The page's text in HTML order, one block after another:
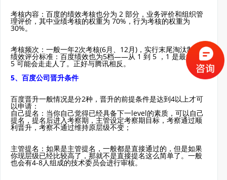
考核内容：百度的绩效考核也分为 2 部分，业务评价和组织管
理评价，其中业绩考核的权重为 70%，行为考核的权重为
30%。
考核频次：一般一年2次考核(6月、12月)，实行末尾淘汰制。
绩效评分标准：百度绩效也为5档——从 1 到 5 ，1 是最好的，
5 可能会走走人了。正好与腾讯相反。
5、百度公司晋升条件
百度晋升一般情况是分2种，晋升的前提条件是达到4以上才可
以申请：
自己提名：当你自己觉得已经具备下一level的素质，可以自己
提名，提名后进入考察期，主管设定考察期目标，考察通过顺
利晋升，考察不通过维持原层级不变；
主管提名：如果是主管提名，一般都是直接通过的，但是如果
你现层级已经比较高了，那就不是直接提名这么简单了。一般
也会有4-8人组成的技术委员会进行审核。